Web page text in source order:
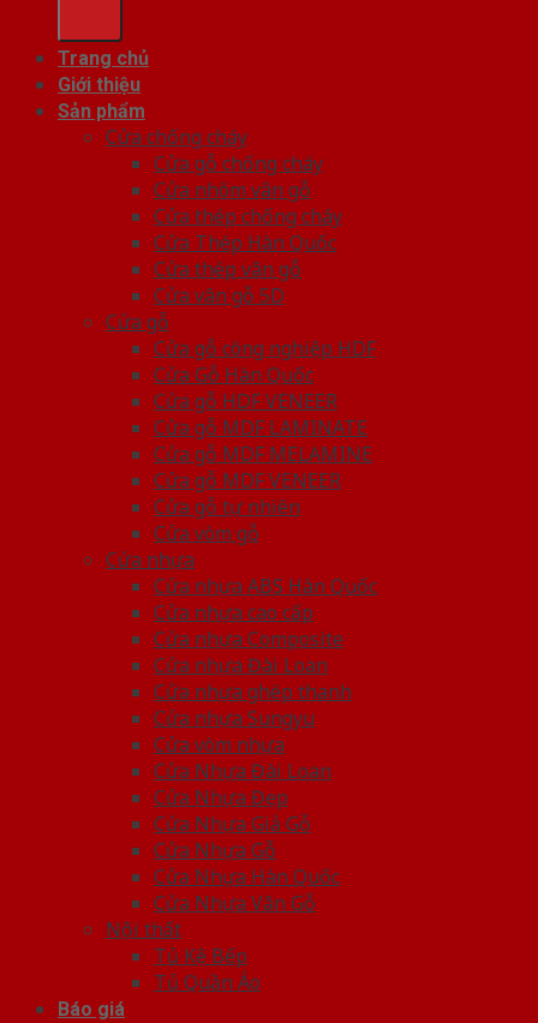
Trang chủ
Giới thiệu
Sản phẩm
Cửa chống cháy
Cửa gỗ chống cháy
Cửa nhôm vân gỗ
Cửa thép chống cháy
Cửa Thép Hàn Quốc
Cửa thép vân gỗ
Cửa vân gỗ 5D
Cửa gỗ
Cửa gỗ công nghiệp HDF
Cửa Gỗ Hàn Quốc
Cửa gỗ HDF VENEER
Cửa gỗ MDF LAMINATE
Cửa gỗ MDF MELAMINE
Cửa gỗ MDF VENEER
Cửa gỗ tự nhiên
Cửa vòm gỗ
Cửa nhựa
Cửa nhựa ABS Hàn Quốc
Cửa nhựa cao cấp
Cửa nhựa Composite
Cửa nhựa Đài Loan
Cửa nhựa ghép thanh
Cửa nhựa Sungyu
Cửa vòm nhựa
Cửa Nhựa Đài Loan
Cửa Nhựa Đẹp
Cửa Nhựa Giả Gỗ
Cửa Nhựa Gỗ
Cửa Nhựa Hàn Quốc
Cửa Nhựa Vân Gỗ
Nội thất
Tủ Kệ Bếp
Tủ Quần Áo
Báo giá